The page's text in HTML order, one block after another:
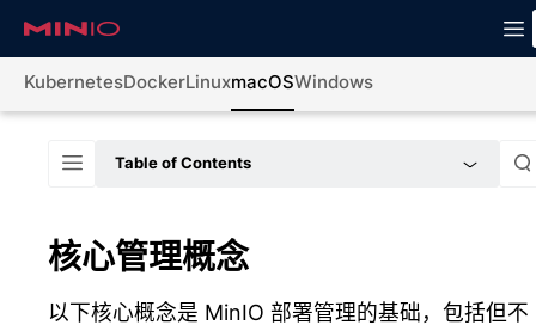
KubernetesDockerLinuxmacOSWindows
Table of Contents
核心管理概念
以下核心概念是 MinIO 部署管理的基础，包括但不